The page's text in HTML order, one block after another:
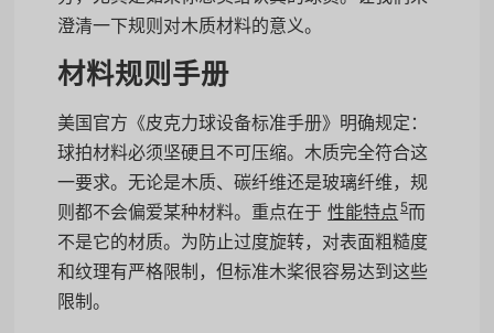
澄清一下规则对木质材料的意义。
材料规则手册
美国官方《皮克力球设备标准手册》明确规定：
球拍材料必须坚硬且不可压缩。木质完全符合这
一要求。无论是木质、碳纤维还是玻璃纤维，规
则都不会偏爱某种材料。重点在于性能特点 5而
不是它的材质。为防止过度旋转，对表面粗糙度
和纹理有严格限制，但标准木桨很容易达到这些
限制。